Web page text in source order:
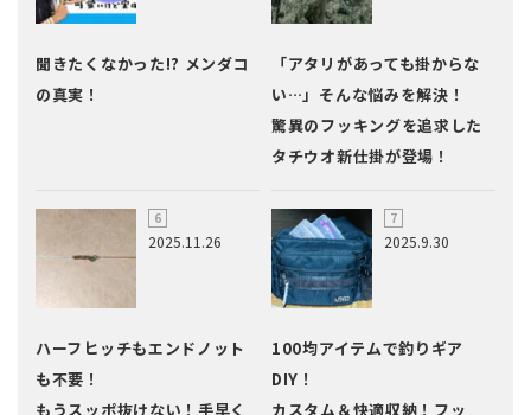
聞きたくなかった!? メンダコ
の真実！
「アタリがあっても掛からな
い…」そんな悩みを解決！
驚異のフッキングを追求した
タチウオ新仕掛が登場！
2025.11.26
ハーフヒッチもエンドノット
も不要！
もうスッポ抜けない！手早く
2025.9.30
100均アイテムで釣りギア
DIY！
カスタム＆快適収納！フッ